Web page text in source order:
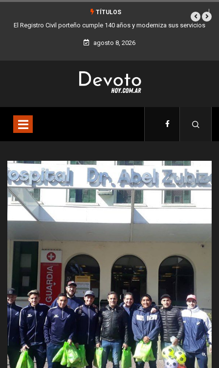
TÍTULOS
Buenos Aires sumó 12 nuevos Bares Notables y ya son 90 en toda
la Ciudad
agosto 8, 2026